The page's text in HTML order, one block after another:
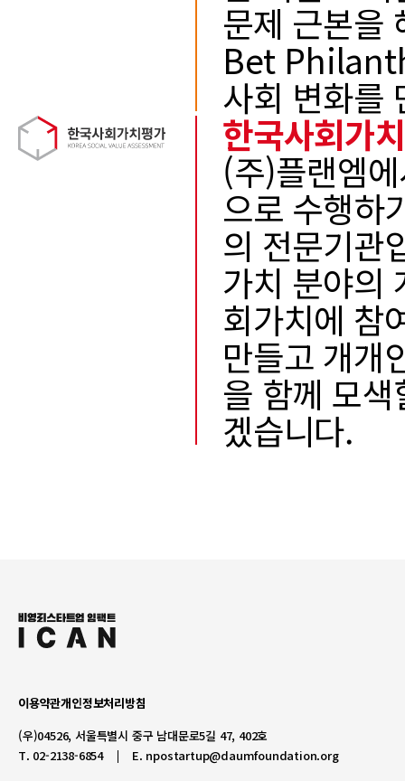
문제 근본을
Bet
사회 변화를
한국사회가
(주)플랜엠
으로 수행하
의 전문기관
가치 분야의
회가치에 참
만들고 개개
을 함께 모
겠습니다.
이용약관개인정보처리방침
(우)04526, 서울특별시 중구 남대문로5길 47, 402호
T. 02-2138-6854
E. npostartup@daumfoundation.org